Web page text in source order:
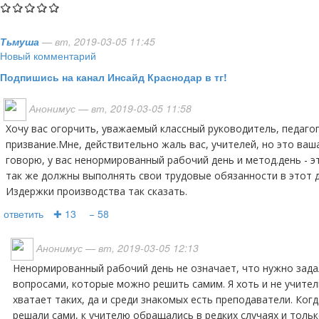
Тьмуша — вт, 2019-03-05 11:45
Новый комментарий
Подпишись на канал Инсайд Краснодар в тг!
Анонимус — вт, 2019-03-05 11:58
Хочу вас огорчить, уважаемый классный руководитель, педагог -не профессия, а
призвание.Мне, действительно жаль вас, учителей, но это
говорю, у вас ненормированный рабочий день и метод.день -
так же должны выполнять свои трудовые обязанности в этот
Издержки производства так сказать.
ответить ✚ 13 − 58
Анонимус — вт, 2019-03-05 12:13
Ненормированный рабочий день не означает, что нужно задалбливать учителя,
вопросами, которые можно решить самим. Я хоть и не
хватает таких, да и среди знакомых есть преподаватели.
решали сами, к учителю обращались в редких случаях и